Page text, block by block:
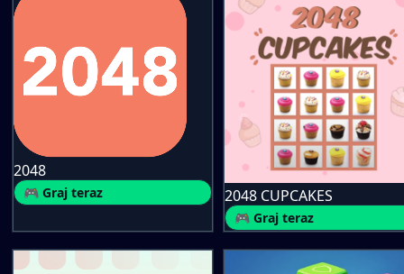
2048
🎮 Graj teraz 2048 CUPCAKES
🎮 Graj teraz